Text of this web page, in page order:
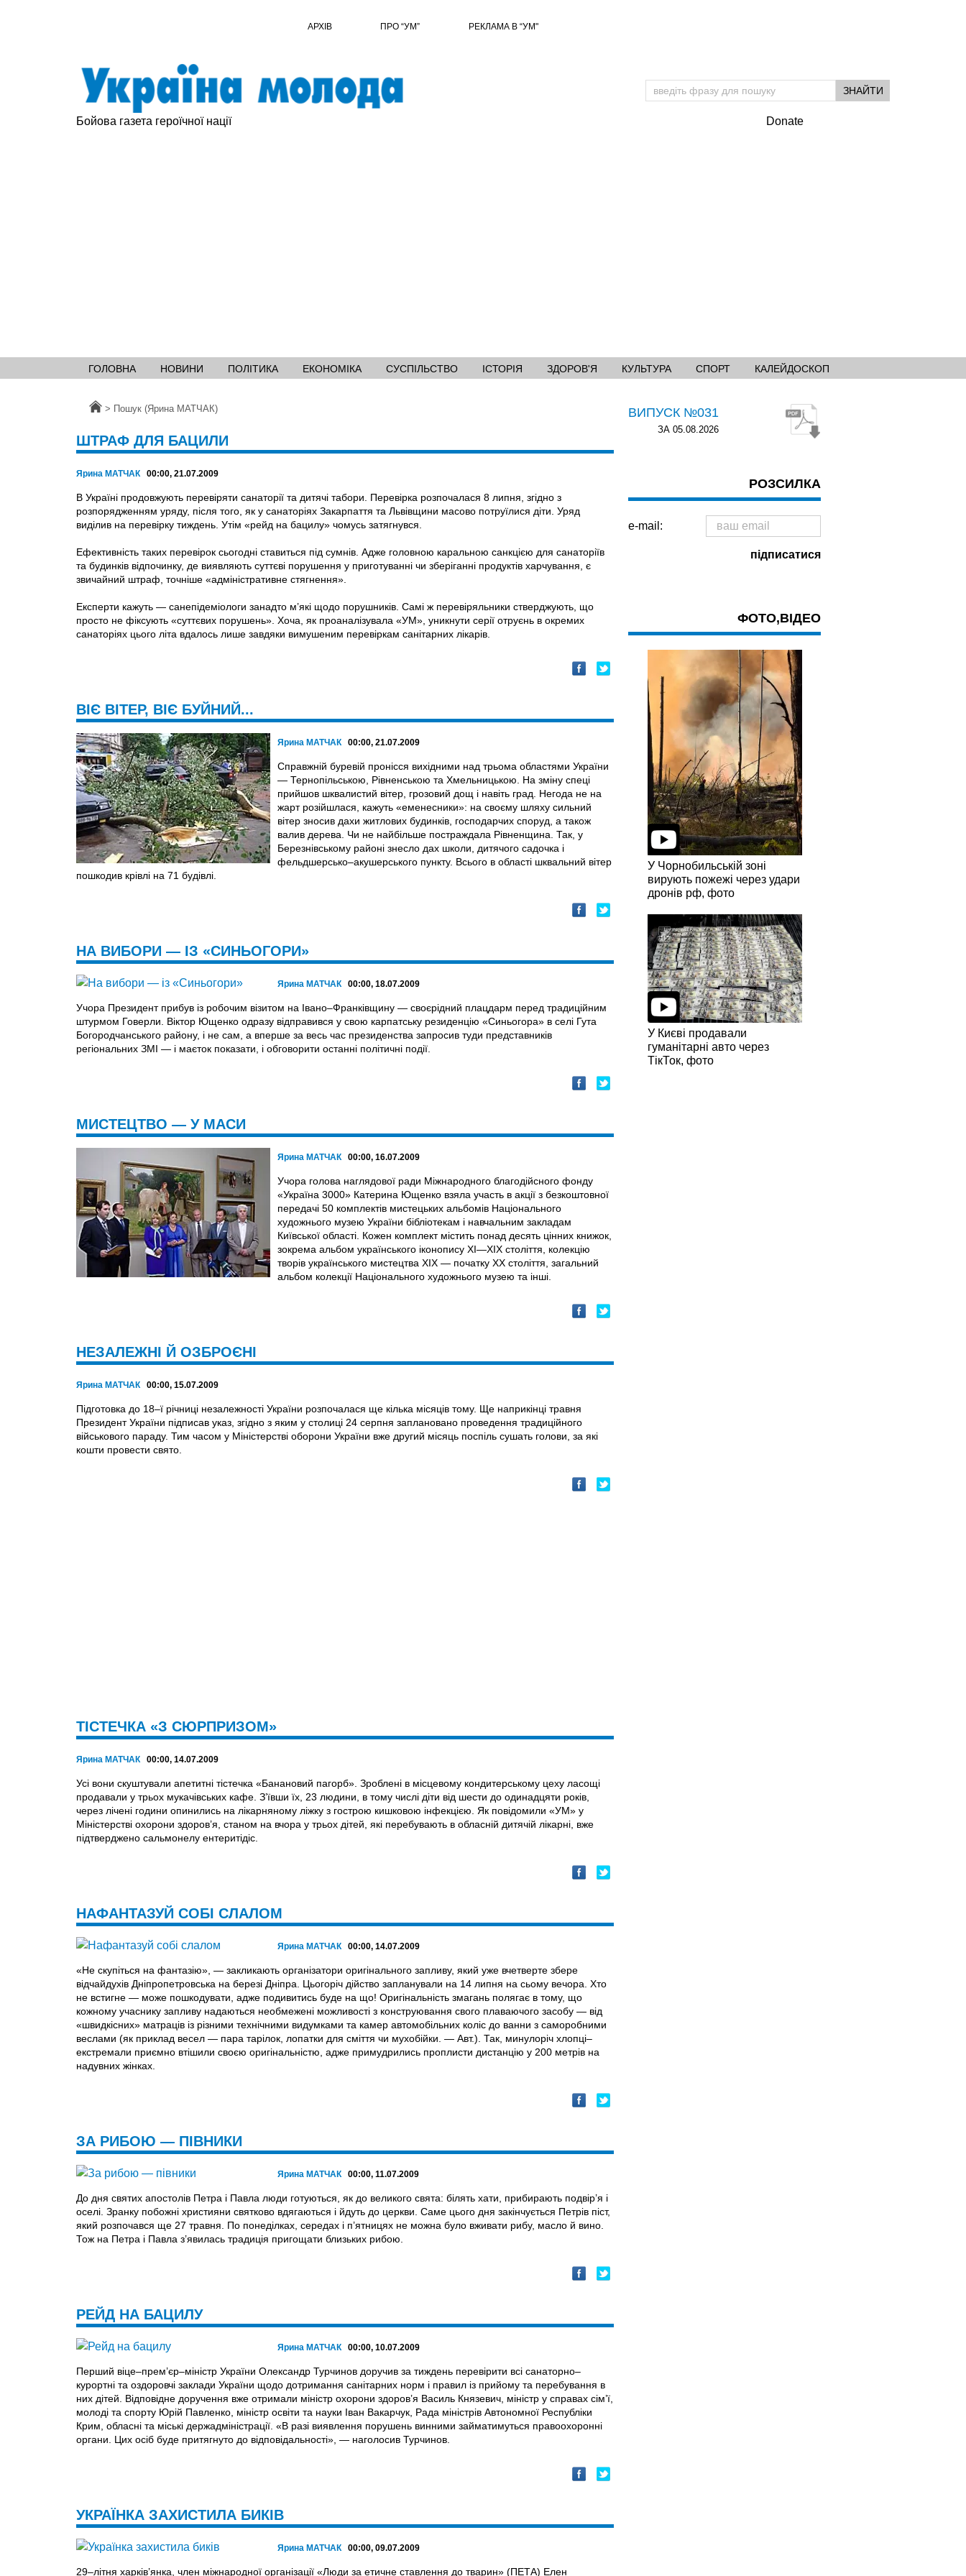
АРХІВ ПРО “УМ” РЕКЛАМА В “УМ"
Бойова газета героїчної нації Donate
ГОЛОВНА НОВИНИ ПОЛІТИКА ЕКОНОМІКА СУСПІЛЬСТВО ІСТОРІЯ ЗДОРОВ'Я КУЛЬТУРА СПОРТ КАЛЕЙДОСКОП
Головна
> Пошук (Ярина МАТЧАК)
ШТРАФ ДЛЯ БАЦИЛИ
Ярина МАТЧАК 00:00, 21.07.2009
В Україні продовжують перевіряти санаторії та дитячі табори. Перевірка розпочалася 8 липня, згідно з
розпорядженням уряду, після того, як у санаторіях Закарпаття та Львівщини масово потруїлися діти. Уряд
виділив на перевірку тиждень. Утім «рейд на бацилу» чомусь затягнувся.
Ефективність таких перевірок сьогодні ставиться під сумнів. Адже головною каральною санкцією для санаторіїв
та будинків відпочинку, де виявляють суттєві порушення у приготуванні чи зберіганні продуктів харчування, є
звичайний штраф, точніше «адміністративне стягнення».
Експерти кажуть — санепідеміологи занадто м’які щодо порушників. Самі ж перевіряльники стверджують, що
просто не фіксують «суттєвих порушень». Хоча, як проаналізувала «УМ», уникнути серії отруєнь в окремих
санаторіях цього літа вдалось лише завдяки вимушеним перевіркам санітарних лікарів.
ВІЄ ВІТЕР, ВІЄ БУЙНИЙ...
Ярина МАТЧАК 00:00, 21.07.2009
Справжній буревій пронісся вихідними над трьома областями України
— Тернопільською, Рівненською та Хмельницькою. На зміну спеці
прийшов шквалистий вітер, грозовий дощ і навіть град. Негода не на
жарт розійшлася, кажуть «еменесники»: на своєму шляху сильний
вітер зносив дахи житлових будинків, господарчих споруд, а також
валив дерева. Чи не найбільше постраждала Рівненщина. Так, у
Березнівському районі знесло дах школи, дитячого садочка і
фельдшерсько–акушерського пункту. Всього в області шквальний вітер
пошкодив крівлі на 71 будівлі.
НА ВИБОРИ — ІЗ «СИНЬОГОРИ»
Ярина МАТЧАК 00:00, 18.07.2009
Учора Президент прибув із робочим візитом на Івано–Франківщину — своєрідний плацдарм перед традиційним
штурмом Говерли. Віктор Ющенко одразу відправився у свою карпатську резиденцію «Синьогора» в селі Гута
Богородчанського району, і не сам, а вперше за весь час президенства запросив туди представників
регіональних ЗМІ — і маєток показати, і обговорити останні політичні події.
МИСТЕЦТВО — У МАСИ
Ярина МАТЧАК 00:00, 16.07.2009
Учора голова наглядової ради Міжнародного благодійсного фонду
«Україна 3000» Катерина Ющенко взяла участь в акції з безкоштовної
передачі 50 комплектів мистецьких альбомів Національного
художнього музею України бібліотекам і навчальним закладам
Київської області. Кожен комплект містить понад десять цінних книжок,
зокрема альбом українського іконопису XI—XIX століття, колекцію
творів українського мистецтва XIX — початку XX cтоліття, загальний
альбом колекції Національного художнього музею та інші.
НЕЗАЛЕЖНІ Й ОЗБРОЄНІ
Ярина МАТЧАК 00:00, 15.07.2009
Підготовка до 18–ї річниці незалежності України розпочалася ще кілька місяців тому. Ще наприкінці травня
Президент України підписав указ, згідно з яким у столиці 24 серпня заплановано проведення традиційного
військового параду. Тим часом у Міністерстві оборони України вже другий місяць поспіль сушать голови, за які
кошти провести свято.
ТІСТЕЧКА «З СЮРПРИЗОМ»
Ярина МАТЧАК 00:00, 14.07.2009
Усі вони скуштували апетитні тістечка «Банановий пагорб». Зроблені в місцевому кондитерському цеху ласощі
продавали у трьох мукачівських кафе. З’ївши їх, 23 людини, в тому числі діти від шести до одинадцяти років,
через лічені години опинились на лікарняному ліжку з гострою кишковою інфекцією. Як повідомили «УМ» у
Міністерстві охорони здоров’я, станом на вчора у трьох дітей, які перебувають в обласній дитячій лікарні, вже
підтверджено сальмонелу ентеритідіс.
НАФАНТАЗУЙ СОБІ СЛАЛОМ
Ярина МАТЧАК 00:00, 14.07.2009
«Не скупіться на фантазію», — закликають організатори оригінального запливу, який уже вчетверте збере
відчайдухів Дніпропетровська на березі Дніпра. Цьогоріч дійство запланували на 14 липня на сьому вечора. Хто
не встигне — може пошкодувати, адже подивитись буде на що! Оригінальність змагань полягає в тому, що
кожному учаснику запливу надаються необмежені можливості з конструювання свого плаваючого засобу — від
«швидкісних» матраців із різними технічними видумками та камер автомобільних коліс до ванни з саморобними
веслами (як приклад весел — пара тарілок, лопатки для сміття чи мухобійки. — Авт.). Так, минулоріч хлопці–
екстремали приємно втішили своєю оригінальністю, адже примудрились проплисти дистанцію у 200 метрів на
надувних жінках.
ЗА РИБОЮ — ПІВНИКИ
Ярина МАТЧАК 00:00, 11.07.2009
До дня святих апостолів Петра і Павла люди готуються, як до великого свята: білять хати, прибирають подвір’я і
оселі. Зранку побожні християни святково вдягаються і йдуть до церкви. Саме цього дня закінчується Петрів піст,
який розпочався ще 27 травня. По понеділках, середах і п’ятницях не можна було вживати рибу, масло й вино.
Тож на Петра і Павла з’явилась традиція пригощати близьких рибою.
РЕЙД НА БАЦИЛУ
Ярина МАТЧАК 00:00, 10.07.2009
Перший віце–прем’єр–міністр України Олександр Турчинов доручив за тиждень перевірити всі санаторно–
курортні та оздоровчі заклади України щодо дотримання санітарних норм і правил із прийому та перебування в
них дітей. Відповідне доручення вже отримали міністр охорони здоров’я Василь Князевич, міністр у справах сім’ї,
молоді та спорту Юрій Павленко, міністр освіти та науки Іван Вакарчук, Рада міністрів Автономної Республіки
Крим, обласні та міські держадміністрації. «В разі виявлення порушень винними займатимуться правоохоронні
органи. Цих осіб буде притягнуто до відповідальності», — наголосив Турчинов.
УКРАЇНКА ЗАХИСТИЛА БИКІВ
Ярина МАТЧАК 00:00, 09.07.2009
29–літня харків’янка, член міжнародної організації «Люди за етичне ставлення до тварин» (ПЕТА) Елен
ВИПУСК №031
ЗА 05.08.2026
РОЗСИЛКА
e-mail:
ФОТО,ВІДЕО
У Чорнобильській зоні
вирують пожежі через удари
дронів рф, фото
У Києві продавали
гуманітарні авто через
ТікТок, фото